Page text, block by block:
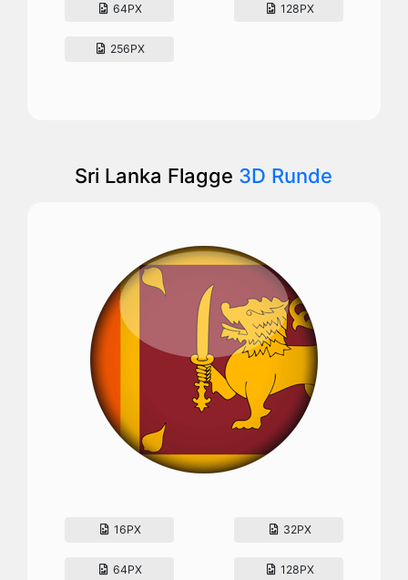
64PX 128PX
256PX
Sri Lanka Flagge 3D Runde
16PX 32PX
64PX 128PX